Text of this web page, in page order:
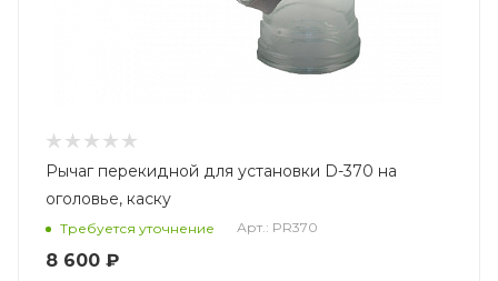
Рычаг перекидной для установки D-370 на
оголовье, каску
Требуется уточнение Арт.: PR370
8 600 ₽